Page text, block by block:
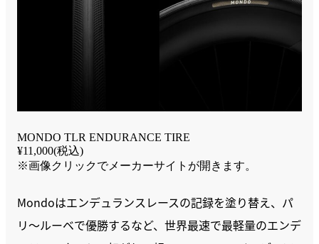
MONDO TLR ENDURANCE TIRE
¥11,000(税込)
※画像クリックでメーカーサイトが開きます。
Mondoはエンデュランスレースの記録を塗り替え、パ
リ～ルーベで優勝するなど、世界最速で最軽量のエンデ